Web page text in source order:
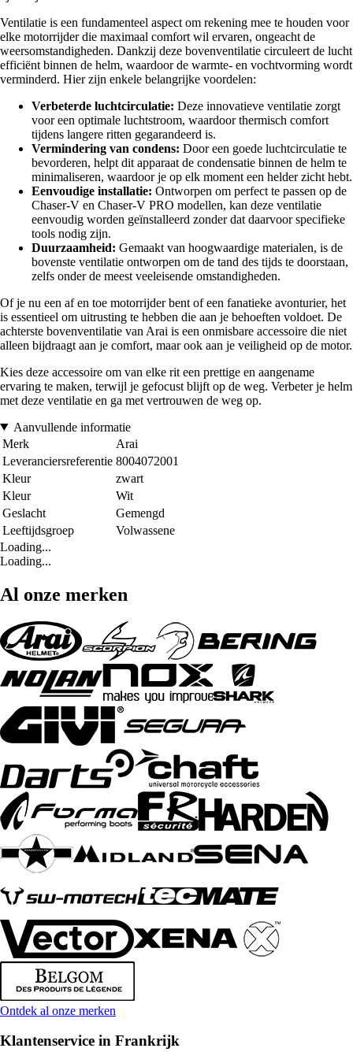
Ventilatie is een fundamenteel aspect om rekening mee te houden voor
elke motorrijder die maximaal comfort wil ervaren, ongeacht de
weersomstandigheden. Dankzij deze bovenventilatie circuleert de lucht
efficiënt binnen de helm, waardoor de warmte- en vochtvorming wordt
verminderd. Hier zijn enkele belangrijke voordelen:
Verbeterde luchtcirculatie: Deze innovatieve ventilatie zorgt
voor een optimale luchtstroom, waardoor thermisch comfort
tijdens langere ritten gegarandeerd is.
Vermindering van condens: Door een goede luchtcirculatie te
bevorderen, helpt dit apparaat de condensatie binnen de helm te
minimaliseren, waardoor je op elk moment een helder zicht hebt.
Eenvoudige installatie: Ontworpen om perfect te passen op de
Chaser-V en Chaser-V PRO modellen, kan deze ventilatie
eenvoudig worden geïnstalleerd zonder dat daarvoor specifieke
tools nodig zijn.
Duurzaamheid: Gemaakt van hoogwaardige materialen, is de
bovenste ventilatie ontworpen om de tand des tijds te doorstaan,
zelfs onder de meest veeleisende omstandigheden.
Of je nu een af en toe motorrijder bent of een fanatieke avonturier, het
is essentieel om uitrusting te hebben die aan je behoeften voldoet. De
achterste bovenventilatie van Arai is een onmisbare accessoire die niet
alleen bijdraagt aan je comfort, maar ook aan je veiligheid op de motor.
Kies deze accessoire om van elke rit een prettige en aangename
ervaring te maken, terwijl je gefocust blijft op de weg. Verbeter je helm
met deze ventilatie en ga met vertrouwen de weg op.
Aanvullende informatie
Merk
Arai
Leveranciersreferentie 8004072001
Kleur
zwart
Kleur
Wit
Geslacht
Gemengd
Leeftijdsgroep
Volwassene
Loading...
Loading...
Al onze merken
Ontdek al onze merken
Klantenservice in Frankrijk